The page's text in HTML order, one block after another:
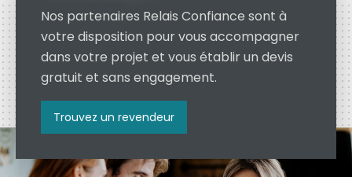
Nos partenaires Relais Confiance sont à
votre disposition pour vous accompagner
dans votre projet et vous établir un devis
gratuit et sans engagement.
Trouvez un revendeur